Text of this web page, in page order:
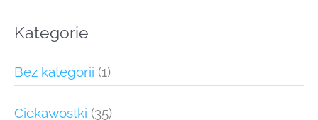
Kategorie
Bez kategorii (1)
Ciekawostki (35)